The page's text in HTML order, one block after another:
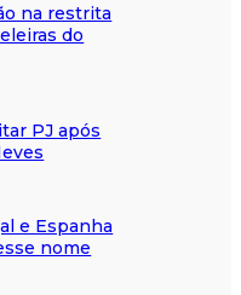
na restrita
do
PJ após
e Espanha
nome